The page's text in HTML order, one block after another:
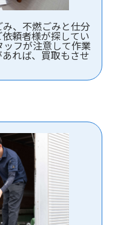
、不燃ごみと仕分
頼者様が探してい
フが注意して作業
れば、買取もさせ